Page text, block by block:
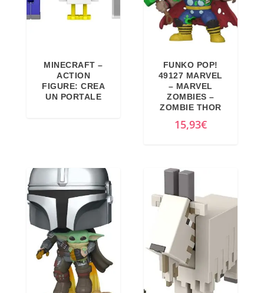
MINECRAFT –
ACTION
FIGURE: CREA
UN PORTALE
FUNKO POP!
49127 MARVEL
– MARVEL
ZOMBIES –
ZOMBIE THOR
15,93€